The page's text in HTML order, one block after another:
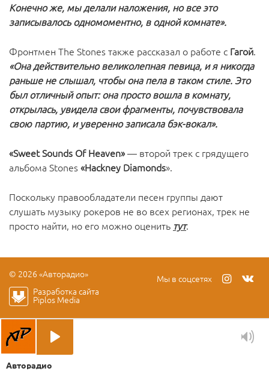
Конечно же, мы делали наложения, но все это
записывалось одномоментно, в одной комнате».
Фронтмен The Stones также рассказал о работе с Гагой.
«Она действительно великолепная певица, и я никогда
раньше не слышал, чтобы она пела в таком стиле. Это
был отличный опыт: она просто вошла в комнату,
открылась, увидела свои фрагменты, почувствовала
свою партию, и уверенно записала бэк-вокал».
«Sweet Sounds Of Heaven»— второй трек с грядущего
альбома Stones «Hackney Diamonds».
Поскольку правообладатели песен группы дают
слушать музыку рокеров не во всех регионах, трек не
просто найти, но его можно оценить тут.
© 2026 «Авторадио»
Мы в соцсетях
Разработка сайта
Piplos Media
Авторадио